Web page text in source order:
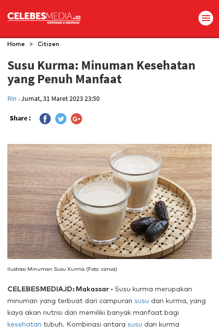
Home > Citizen
Susu Kurma: Minuman Kesehatan
yang Penuh Manfaat
Rin .Jumat, 31 Maret 2023 23:50
Share :
Ilustrasi Minuman Susu Kurma (Foto: canva)
CELEBESMEDIA.ID: Makassar - Susu kurma merupakan
minuman yang terbuat dari campuran susu dan kurma, yang
kaya akan nutrisi dan memiliki banyak manfaat bagi
kesehatan tubuh. Kombinasi antara susu dan kurma